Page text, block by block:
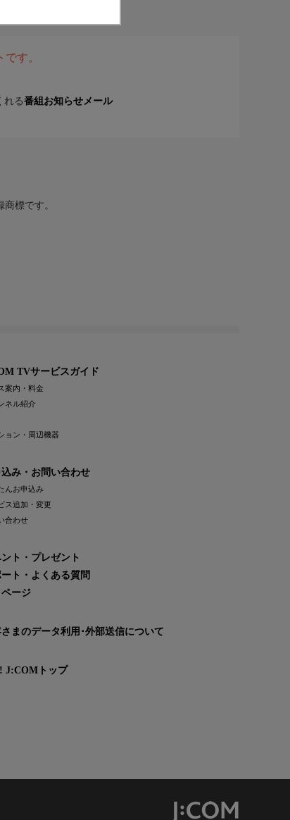
す。
れる番組お知らせメール
標です。
TVサービスガイド
案内・料金
ネル紹介
ョン・周辺機器
込み・お問い合わせ
んお申込み
ス追加・変更
合わせ
ト・プレゼント
ト・よくある質問
ージ
さまのデータ利用･外部送信について
J:COMトップ